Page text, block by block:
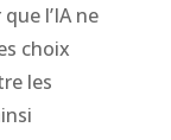
l’IA ne
choix
les